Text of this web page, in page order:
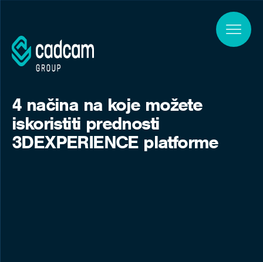
4 načina na koje možete
iskoristiti prednosti
3DEXPERIENCE platforme